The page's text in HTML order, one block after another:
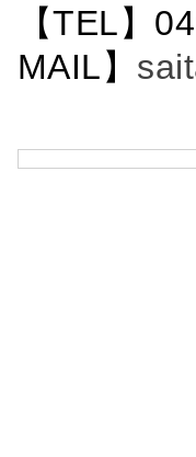
【TEL
MAIL】